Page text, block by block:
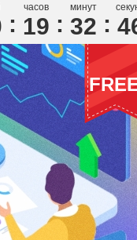
часов
19
минут
32 4